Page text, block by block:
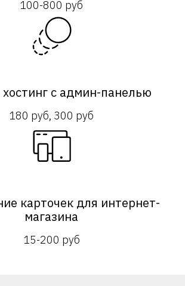
100-800 руб
хостинг с админ-панелью
180 руб, 300 руб
карточек для интернет-
магазина
15-200 руб